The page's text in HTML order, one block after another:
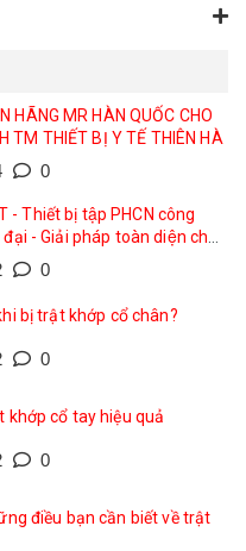
HÃNG MR HÀN QUỐC CHO
TM THIẾT BỊ Y TẾ THIÊN HÀ
0
- Thiết bị tập PHCN công
- Giải pháp toàn diện cho
0
bị trật khớp cổ chân?
0
khớp cổ tay hiệu quả
0
điều bạn cần biết về trật